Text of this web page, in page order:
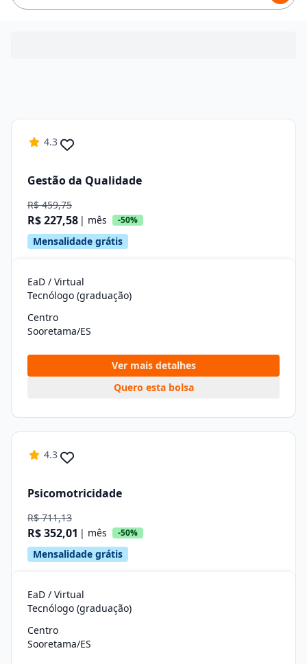
4.3
Gestão da Qualidade
R$ 459,75
R$ 227,58 | mês -50%
Mensalidade grátis
EaD / Virtual
Tecnólogo (graduação)
Centro
Sooretama/ES
Ver mais detalhes
Quero esta bolsa
4.3
Psicomotricidade
R$ 711,13
R$ 352,01 | mês -50%
Mensalidade grátis
EaD / Virtual
Tecnólogo (graduação)
Centro
Sooretama/ES